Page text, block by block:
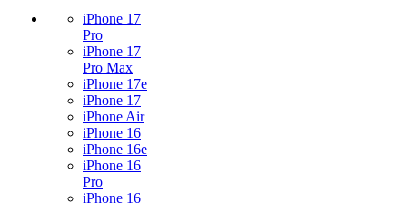
iPhone 17
Pro
iPhone 17
Pro Max
iPhone 17e
iPhone 17
iPhone Air
iPhone 16
iPhone 16e
iPhone 16
Pro
iPhone 16